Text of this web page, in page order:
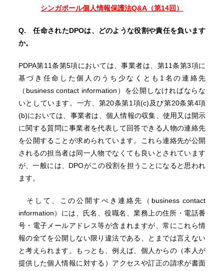
シンガポール個人情報保護法Q&A （第14回）
Q. 任命されたDPOは、どのような役割や責任を負います
か。
PDPA第11条第5項においては、事業者は、第11条第3項に
基づき任命した個人のうち少なくとも1名の連絡先
（business contact information）を公開しなければならな
いとしています。一方、第20条第1項(c)及び第20条第4項
(b)においては、事業者は、個人情報の収集、使用又は開示
に関する質問に事業者を代表して回答できる人物の連絡先
を公開することが求められています。これら連絡先が公開
されるの担当者は同一人物でなくても良いとされています
が、一般には、DPOがこの役割を担うことになると思われ
ます。
そして、この公開すべき連絡先（business contact
information）には、氏名、役職名、業務上の住所・電話番
号・電子メールアドレス等が含まれますが、常にこれら情
報の全てを公開しない限り違法である、とまでは言えない
と考えられます。もっとも、例えば、個人からの（本人が
提供した個人情報に対する）アクセスや訂正の請求が書面